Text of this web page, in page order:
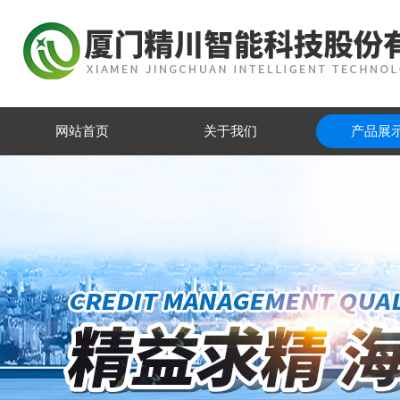
网站首页 关于我们 产品展